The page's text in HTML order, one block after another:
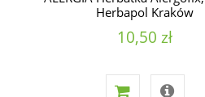
Herbapol Kraków
10,50 zł